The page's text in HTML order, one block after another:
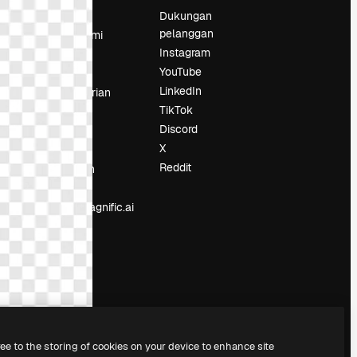
Tentang kami
Karier
Tren pencarian
Blog
Slidesgo
Jual konten
Ruang pers
Mencari magnific.ai
Dukungan
pelanggan
Instagram
YouTube
LinkedIn
TikTok
Discord
X
Reddit
to the storing of cookies on your device to enhance site